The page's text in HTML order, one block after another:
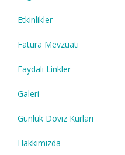
Etkinlikler
Fatura Mevzuatı
Faydalı Linkler
Galeri
Günlük Döviz Kurları
Hakkımızda